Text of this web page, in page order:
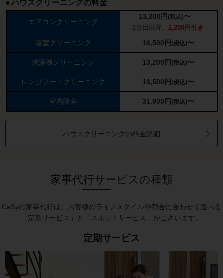
ハウスクリーニングの料金
エアコンクリーニング
13,200 円 (税込)〜
2台目以降、 2,200円引き
浴室クリーニング 16,500 円 (税込)〜
洗濯機クリーニング 13,200 円 (税込)〜
レンジフードクリーニング 16,500 円 (税込)〜
室内除菌 31,900 円 (税込)〜
ハウスクリーニングの料金詳細
家事代行サービスの種類
CaSyの家事代行は、お客様のライフスタイルや都合に合わせて選べる
「定期サービス」と「スポットサービス」がございます。
定期サービス